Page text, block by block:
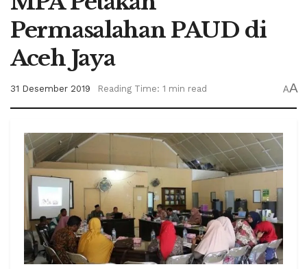
Permasalahan PAUD di
Aceh Jaya
31 Desember 2019 Reading Time: 1 min read AA